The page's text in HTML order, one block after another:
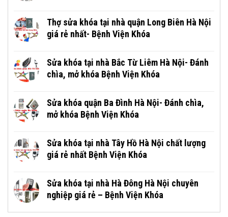
Thợ sửa khóa tại nhà quận Long Biên Hà Nội
giá rẻ nhất- Bệnh Viện Khóa
Sửa khóa tại nhà Bắc Từ Liêm Hà Nội- Đánh
chìa, mở khóa Bệnh Viện Khóa
Sửa khóa quận Ba Đình Hà Nội- Đánh chìa,
mở khóa Bệnh Viện Khóa
Sửa khóa tại nhà Tây Hồ Hà Nội chất lượng
giá rẻ nhất Bệnh Viện Khóa
Sửa khóa tại nhà Hà Đông Hà Nội chuyên
nghiệp giá rẻ – Bệnh Viện Khóa